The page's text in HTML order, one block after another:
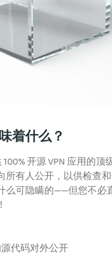
着什么？
开源 VPN 应用的顶
所有人公开，以供检查
么可隐瞒的——但您不必
代码对外公开